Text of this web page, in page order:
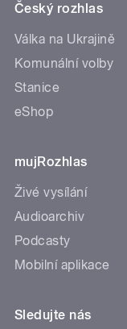
Český rozhlas
Válka na Ukrajině
Komunální volby
Stanice
eShop
mujRozhlas
Živé vysílání
Audioarchiv
Podcasty
Mobilní aplikace
Sledujte nás